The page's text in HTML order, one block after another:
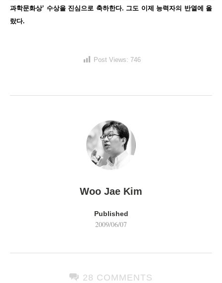
과학문화상’ 수상을 진심으로 축하한다. 그도 이제 능력자의 반열에 올
랐다.
Post Views: 746
Woo Jae Kim
Published
2009/06/07
28 COMMENTS